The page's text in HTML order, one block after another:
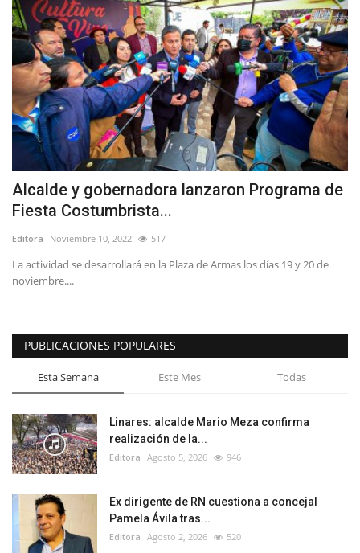
Alcalde y gobernadora lanzaron Programa de
Fiesta Costumbrista...
Editora Noviembre 10, 2022 517
La actividad se desarrollará en la Plaza de Armas los días 19 y 20 de
noviembre....
PUBLICACIONES POPULARES
Esta Semana Este Mes Todas
Linares: alcalde Mario Meza confirma
realización de la...
Editora Agosto 5, 2026 946
Ex dirigente de RN cuestiona a concejal
Pamela Ávila tras...
Editora Agosto 2, 2026 520